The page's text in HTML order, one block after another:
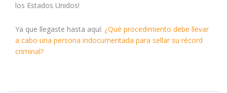
los Estados Unidos!
Ya que llegaste hasta aquí: ¿Qué procedimiento debe llevar
a cabo una persona indocumentada para sellar su récord
criminal?